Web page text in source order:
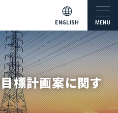
ENGLISH MENU
標計画案に関す